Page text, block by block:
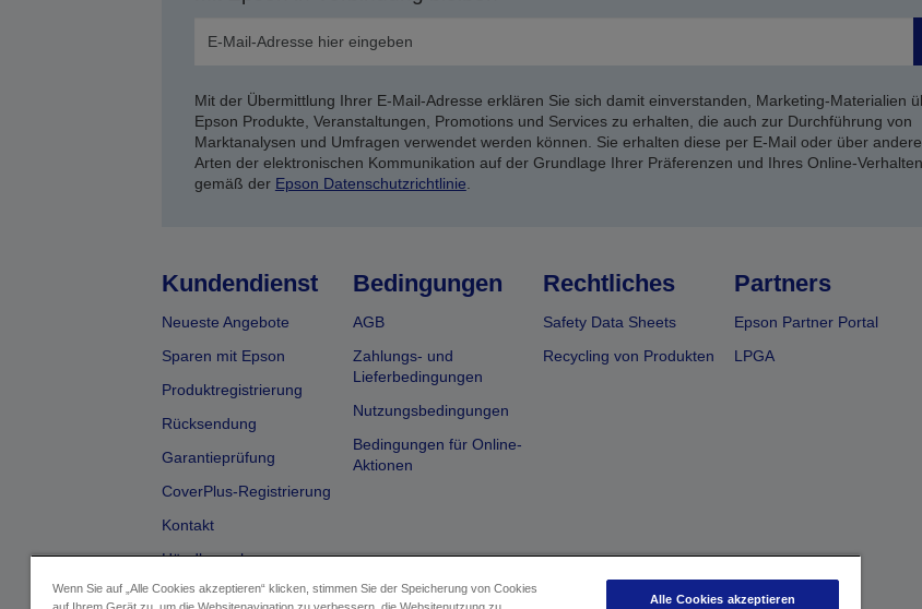
Mit der Übermittlung Ihrer E-Mail-Adresse erklären Sie sich damit einverstanden, Marketing-Materialien
Epson Produkte, Veranstaltungen, Promotions und Services zu erhalten, die auch zur Durchführung von
Marktanalysen und Umfragen verwendet werden können. Sie erhalten diese per E-Mail oder über andere
Arten der elektronischen Kommunikation auf der Grundlage Ihrer Präferenzen und Ihres Online-
gemäß der Epson Datenschutzrichtlinie.
Kundendienst
Neueste Angebote
Sparen mit Epson
Produktregistrierung
Rücksendung
Garantieprüfung
CoverPlus-Registrierung
Kontakt
Händlersuche
Bedingungen
AGB
Zahlungs- und
Lieferbedingungen
Nutzungsbedingungen
Bedingungen für Online-
Aktionen
Rechtliches
Safety Data Sheets
Recycling von Produkten
Partners
Epson Partner Portal
LPGA
Wenn Sie auf „Alle Cookies akzeptieren“ klicken, stimmen Sie der Speicherung von Cookies
Alle Cookies akzeptieren